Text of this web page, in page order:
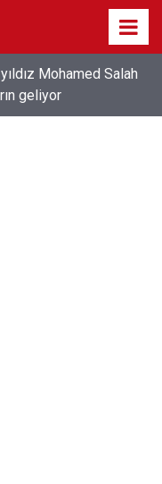
Mohamed Salah
geliyor